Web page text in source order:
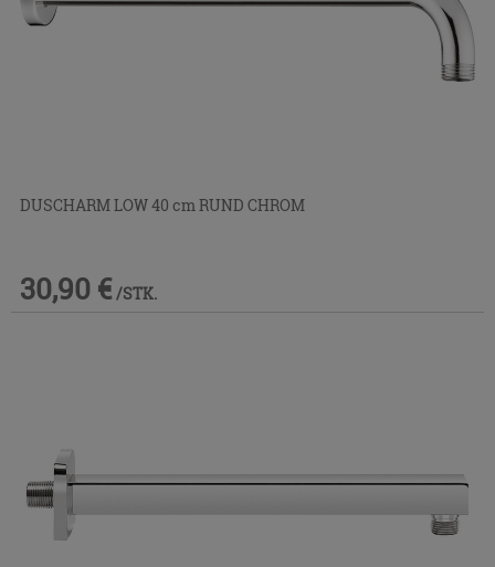
DUSCHARM LOW 40 cm RUND CHROM
30,90 € /STK.